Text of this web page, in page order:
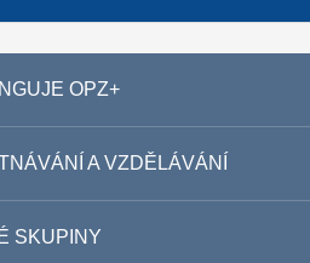
OPZ+
A VZDĚLÁVÁNÍ
SKUPINY